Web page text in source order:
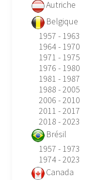
Autriche
Belgique
1957 - 1963
1964 - 1970
1971 - 1975
1976 - 1980
1981 - 1987
1988 - 2005
2006 - 2010
2011 - 2017
2018 - 2023
Brésil
1957 - 1973
1974 - 2023
Canada